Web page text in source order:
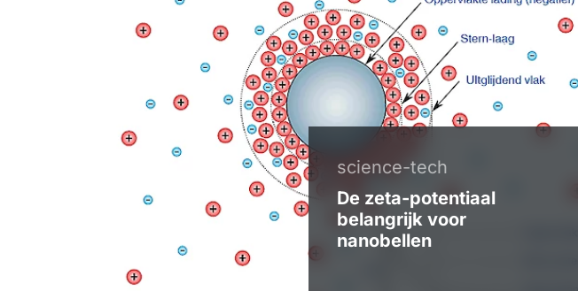
science-tech
De zeta-potentiaal
belangrijk voor
nanobellen